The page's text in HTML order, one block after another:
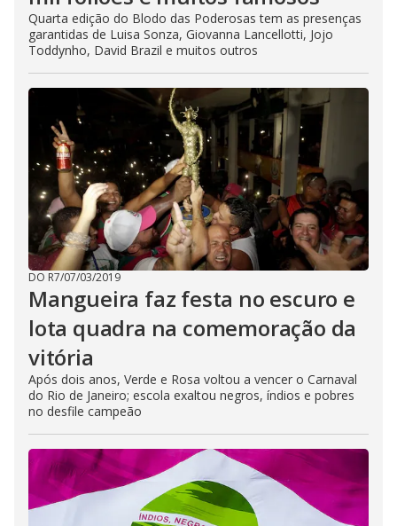
Quarta edição do Blodo das Poderosas tem as presenças
garantidas de Luisa Sonza, Giovanna Lancellotti, Jojo
Toddynho, David Brazil e muitos outros
DO R7/07/03/2019
Mangueira faz festa no escuro e
lota quadra na comemoração da
vitória
Após dois anos, Verde e Rosa voltou a vencer o Carnaval
do Rio de Janeiro; escola exaltou negros, índios e pobres
no desfile campeão